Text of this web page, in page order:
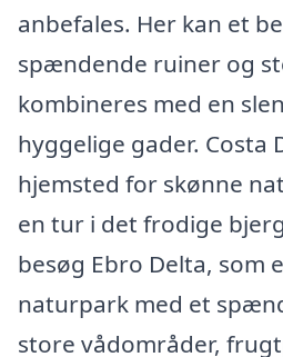
anbefales. Her kan et
spændende ruiner og
kombineres med en
hyggelige gader. Costa
hjemsted for skønne
en tur i det frodige
besøg Ebro Delta, som
naturpark med et
store vådområder,